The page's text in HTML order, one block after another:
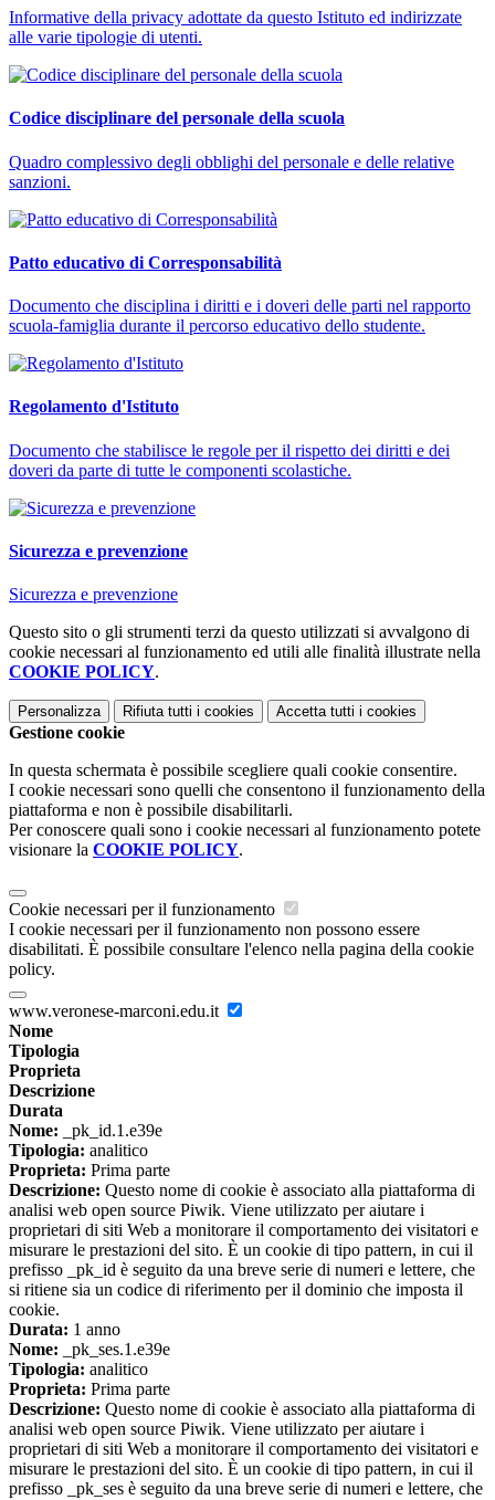
Informative della privacy adottate da questo Istituto ed indirizzate
alle varie tipologie di utenti.
Codice disciplinare del personale della scuola
Quadro complessivo degli obblighi del personale e delle relative
sanzioni.
Patto educativo di Corresponsabilità
Documento che disciplina i diritti e i doveri delle parti nel rapporto
scuola-famiglia durante il percorso educativo dello studente.
Regolamento d'Istituto
Documento che stabilisce le regole per il rispetto dei diritti e dei
doveri da parte di tutte le componenti scolastiche.
Sicurezza e prevenzione
Sicurezza e prevenzione
Questo sito o gli strumenti terzi da questo utilizzati si avvalgono di
cookie necessari al funzionamento ed utili alle finalità illustrate nella
COOKIE POLICY.
Personalizza Rifiuta tutti i cookies Accetta tutti i cookies
Gestione cookie
In questa schermata è possibile scegliere quali cookie consentire.
I cookie necessari sono quelli che consentono il funzionamento della
piattaforma e non è possibile disabilitarli.
Per conoscere quali sono i cookie necessari al funzionamento potete
visionare la COOKIE POLICY.
Cookie necessari per il funzionamento
I cookie necessari per il funzionamento non possono essere
disabilitati. È possibile consultare l'elenco nella pagina della cookie
policy.
www.veronese-marconi.edu.it
Nome
Tipologia
Proprieta
Descrizione
Durata
Nome: _pk_id.1.e39e
Tipologia: analitico
Proprieta: Prima parte
Descrizione: Questo nome di cookie è associato alla piattaforma di
analisi web open source Piwik. Viene utilizzato per aiutare i
proprietari di siti Web a monitorare il comportamento dei visitatori e
misurare le prestazioni del sito. È un cookie di tipo pattern, in cui il
prefisso _pk_id è seguito da una breve serie di numeri e lettere, che
si ritiene sia un codice di riferimento per il dominio che imposta il
cookie.
Durata: 1 anno
Nome: _pk_ses.1.e39e
Tipologia: analitico
Proprieta: Prima parte
Descrizione: Questo nome di cookie è associato alla piattaforma di
analisi web open source Piwik. Viene utilizzato per aiutare i
proprietari di siti Web a monitorare il comportamento dei visitatori e
misurare le prestazioni del sito. È un cookie di tipo pattern, in cui il
prefisso _pk_ses è seguito da una breve serie di numeri e lettere, che